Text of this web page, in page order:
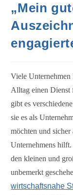
„Mein
Viele Unternehmen
Alltag einen Dienst
gibt es
sie es als
möchten und
Unternehmens
den kleinen und
unbemerkt
wirtschaftsnahe